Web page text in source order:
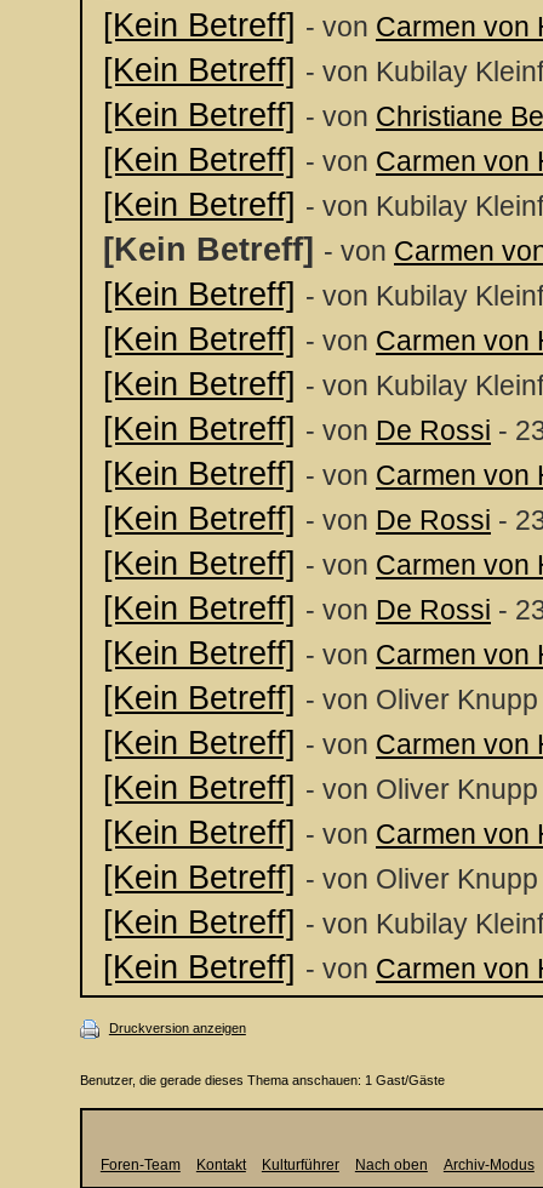
[Kein Betreff] - von Carmen von
[Kein Betreff] - von Kubilay
[Kein Betreff] - von Christiane
[Kein Betreff] - von Carmen von
[Kein Betreff] - von Kubilay
[Kein Betreff] - von Carmen
[Kein Betreff] - von Kubilay
[Kein Betreff] - von Carmen von
[Kein Betreff] - von Kubilay
[Kein Betreff] - von De Rossi -
[Kein Betreff] - von Carmen von
[Kein Betreff] - von De Rossi -
[Kein Betreff] - von Carmen von
[Kein Betreff] - von De Rossi -
[Kein Betreff] - von Carmen von
[Kein Betreff] - von Oliver
[Kein Betreff] - von Carmen von
[Kein Betreff] - von Oliver
[Kein Betreff] - von Carmen von
[Kein Betreff] - von Oliver
[Kein Betreff] - von Kubilay
[Kein Betreff] - von Carmen von
Druckversion anzeigen
Benutzer, die gerade dieses Thema anschauen: 1 Gast/Gäste
Foren-Team Kontakt Kulturführer Nach oben Archiv-Modus